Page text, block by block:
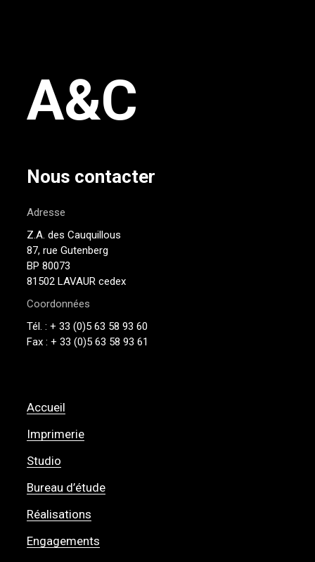
A&C
Nous contacter
Adresse
Z.A. des Cauquillous
87, rue Gutenberg
BP 80073
81502 LAVAUR cedex
Coordonnées
Tél. : + 33 (0)5 63 58 93 60
Fax : + 33 (0)5 63 58 93 61
Accueil
Imprimerie
Studio
Bureau d’étude
Réalisations
Engagements